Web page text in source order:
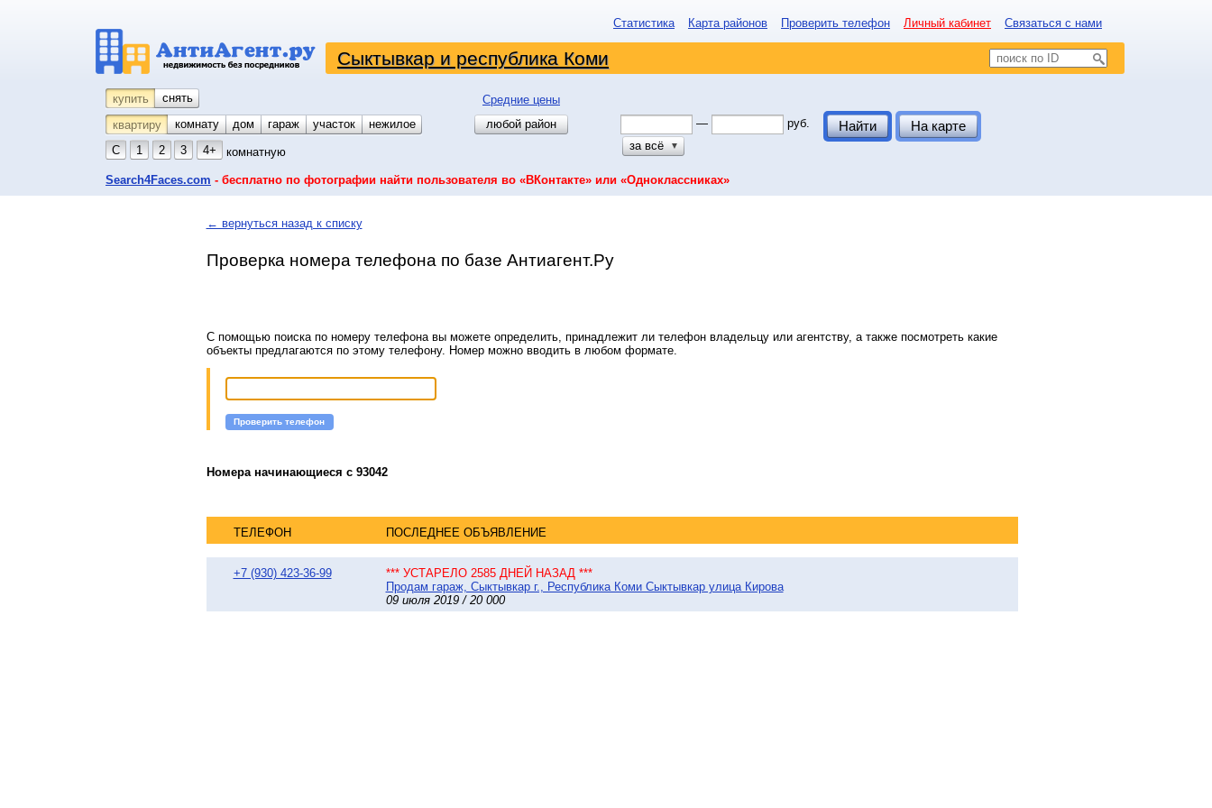
Статистика Карта районов Проверить телефон Личный кабинет Связаться с нами
Сыктывкар и республика Коми
купить снять
Средние цены
квартиру
комнату койко-место
дом гараж участок
нежилое
С
1 2 3 4+ комнатную
любой район —
руб.
за всё
▼
Найти На карте
Search4Faces.com - бесплатно по фотографии найти пользователя во «ВКонтакте» или «Одноклассниках»
← вернуться назад к списку
Проверка номера телефона по базе Антиагент.Ру
С помощью поиска по номеру телефона вы можете определить, принадлежит ли телефон владельцу или агентству, а также посмотреть какие
объекты предлагаются по этому телефону. Номер можно вводить в любом формате.
Проверить телефон
Номера начинающиеся с 93042
ТЕЛЕФОН ПОСЛЕДНЕЕ ОБЪЯВЛЕНИЕ
+7 (930) 423-36-99
*** УСТАРЕЛО 2585 ДНЕЙ НАЗАД ***
Продам гараж, Сыктывкар г., Республика Коми Сыктывкар улица Кирова
09 июля 2019 / 20 000